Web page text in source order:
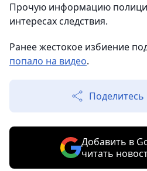
Прочую информацию
интересах следствия.
Ранее жестокое избиение
попало на видео.
Добавить в
читать